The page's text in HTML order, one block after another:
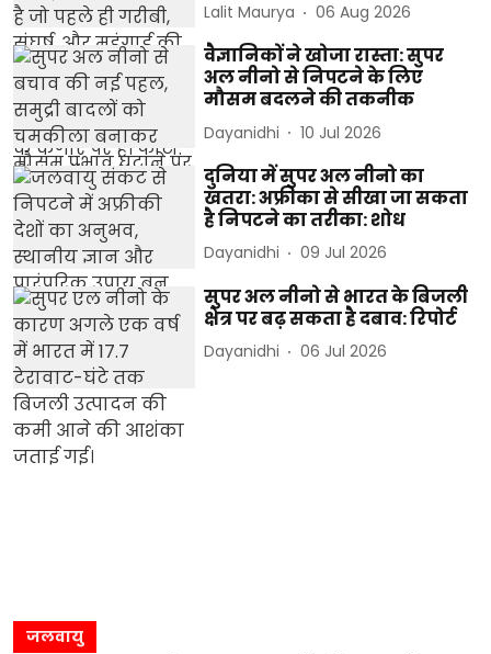
Lalit Maurya 06 Aug 2026
वैज्ञानिकों ने खोजा रास्ता: सुपर
अल नीनो से निपटने के लिए
मौसम बदलने की तकनीक
Dayanidhi 10 Jul 2026
दुनिया में सुपर अल नीनो का
खतरा: अफ्रीका से सीखा जा सकता
है निपटने का तरीका: शोध
Dayanidhi 09 Jul 2026
सुपर अल नीनो से भारत के बिजली
क्षेत्र पर बढ़ सकता है दबाव: रिपोर्ट
Dayanidhi 06 Jul 2026
जलवायु